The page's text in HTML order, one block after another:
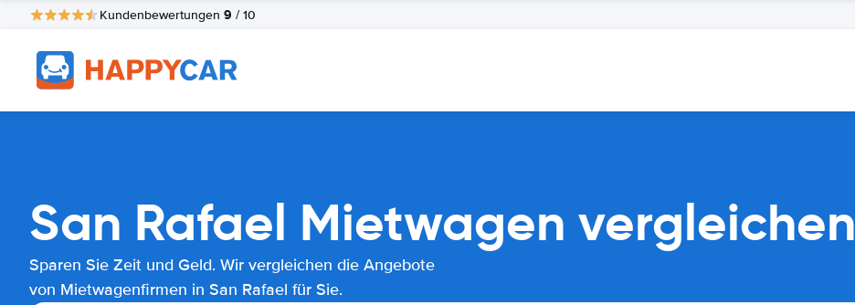
Kundenbewertungen 9 / 10
San Rafael Mietwagen vergleichen
Sparen Sie Zeit und Geld. Wir vergleichen die Angebote
von Mietwagenfirmen in San Rafael für Sie.